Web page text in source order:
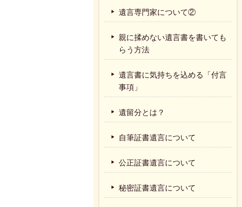
遺言専門家について②
親に揉めない遺言書を書いても
らう方法
遺言書に気持ちを込める「付言
事項」
遺留分とは？
自筆証書遺言について
公正証書遺言について
秘密証書遺言について